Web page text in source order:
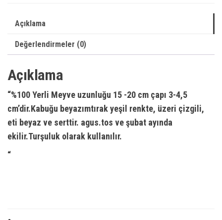
Açıklama
Değerlendirmeler (0)
Açıklama
“%100 Yerli Meyve uzunluğu 15 -20 cm çapı 3-4,5
cm’dir.Kabuğu beyazımtırak yeşil renkte, üzeri çizgili,
eti beyaz ve serttir. agus.tos ve şubat ayında
ekilir.Turşuluk olarak kullanılır.
“